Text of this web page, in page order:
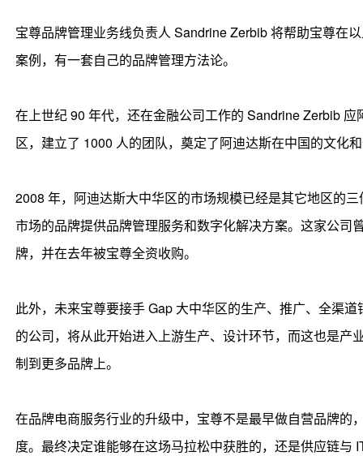
宝尊品牌管理业务线负责人 Sandrine Zerbib 将帮助宝尊在
案例，有一套自己的品牌管理方法论。
在上世纪 90 年代，还在金融公司工作的 Sandrine Zerbib
区，建立了 1000 人的团队，奠定了阿迪达斯在中国的文化
2008 年，阿迪达斯大中华区的市场规模已经是其它地区的
市场的品牌提供品牌管理服务和数字化解决方案。这家公
牌，并在去年被宝尊全资收购。
此外，未来宝尊要接手 Gap 大中华区的生产、推广、全渠
的公司，将从此开始进入上游生产、设计环节，而这也是
制到更多品牌上。
在品牌电商服务行业的升级中，宝尊不是最早做自营品牌
度。最终决定谁能够在这场马拉松中获胜的，还是供应链与